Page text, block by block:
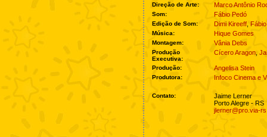
Direção de Arte: Marco Antônio
Som: Fábio Pedó
Edição de Som: Dimi Kireeff
Música: Hique Gomes
Montagem: Vânia Debs
Produção
Executiva:
Cícero Aragon
Produção: Angelisa Stein
Produtora: Infoco Cinema e
Contato:
Jaime Lerner
Porto Alegre - RS
jlerner@pro.via-